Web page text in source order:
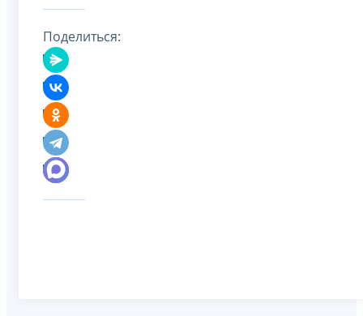
Поделиться: